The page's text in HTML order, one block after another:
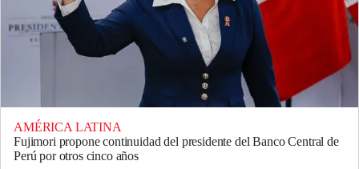
AMÉRICA LATINA
Fujimori propone continuidad del presidente del Banco Central de
Perú por otros cinco años